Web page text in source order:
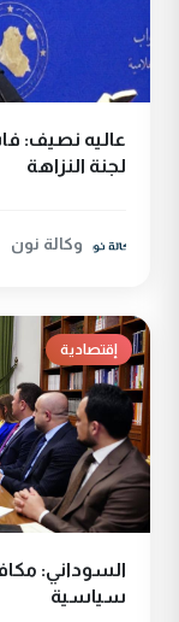
عاليه نصيف:
لجنة النزاهة
وكالة نون
إقتصادية
السوداني:
سياسية